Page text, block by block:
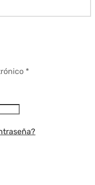
*Requerido